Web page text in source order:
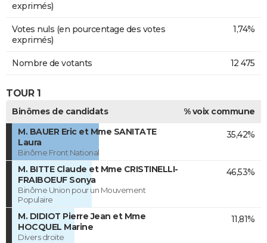
exprimés)
Votes nuls (en pourcentage des votes
exprimés)
1,74%
Nombre de votants 12 475
TOUR 1
Binômes de candidats
% voix commune
M. BAUER Eric et Mme SANITATE
Laura
Binôme Front National
35,42%
M. BITTE Claude et Mme CRISTINELLI-
FRAIBOEUF Sonya
Binôme Union pour un Mouvement
Populaire
46,53%
M. DIDIOT Pierre Jean et Mme
HOCQUEL Marine
Divers droite
11,81%